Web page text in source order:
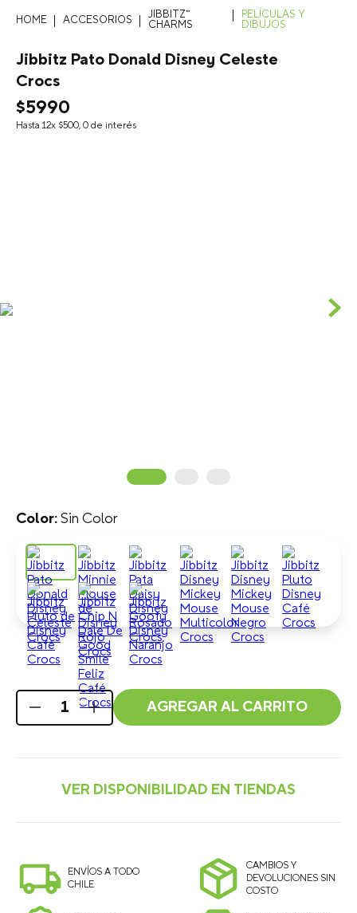
ACCESORIOS
JIBBITZ™
CHARMS
PELÍCULAS Y
DIBUJOS
Jibbitz Pato Donald Disney Celeste
Crocs
$5990
Hasta 12x $500, 0 de interés
Sin Color
AGREGAR AL CARRITO
ENVÍOS A TODO
CHILE
CAMBIOS Y
DEVOLUCIONES SIN
COSTO